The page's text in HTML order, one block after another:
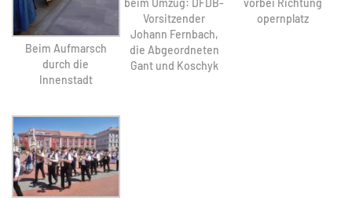
Beim Aufmarsch
durch die
Innenstadt
beim Umzug: DFDB-
Vorsitzender
Johann Fernbach,
die Abgeordneten
Gant und Koschyk
vorbei Richtung
opernplatz